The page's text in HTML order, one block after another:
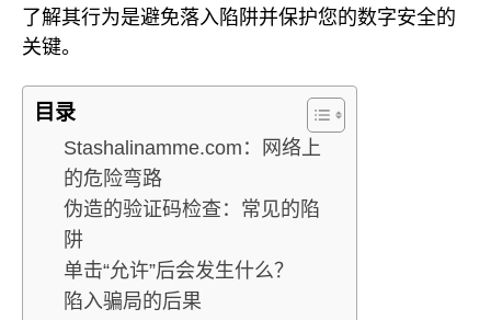
了解其行为是避免落入陷阱并保护您的数字安全的
关键。
目录
Stashalinamme.com：网络上
的危险弯路
伪造的验证码检查：常见的陷
阱
单击“允许”后会发生什么？
陷入骗局的后果